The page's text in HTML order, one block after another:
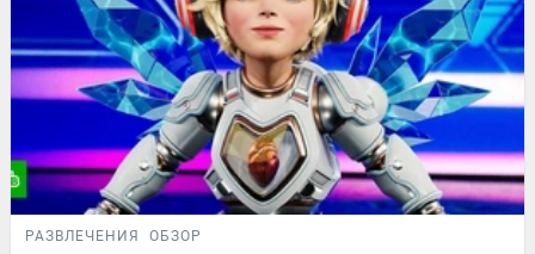
РАЗВЛЕЧЕНИЯ ОБЗОР